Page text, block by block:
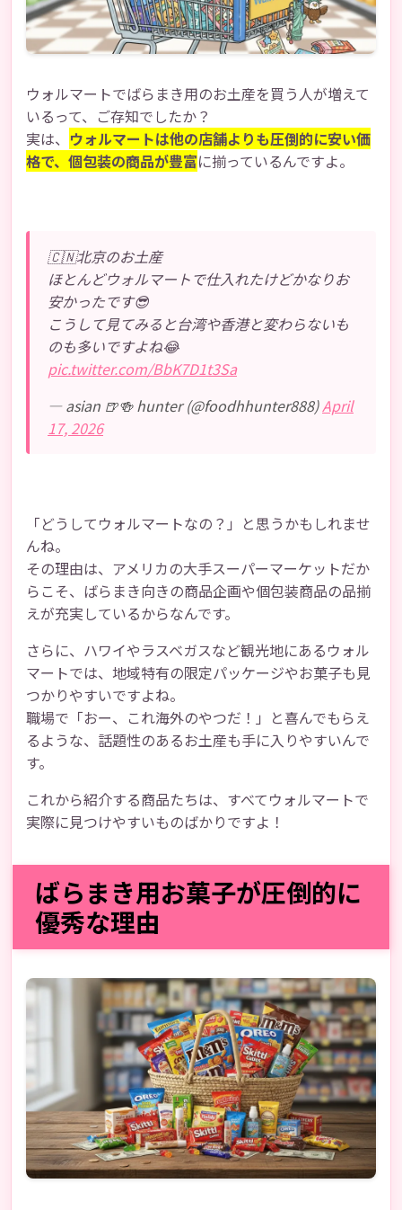
ウォルマートのばらまき土産で、みんなを笑
顔に
ウォルマートでばらまき用のお土産を買う人が増えて
いるって、ご存知でしたか？
実は、 ウォルマートは他の店舗よりも圧倒的に安い価
格で、個包装の商品が豊富に揃っているんですよ。
🇨🇳北京のお土産
ほとんどウォルマートで仕入れたけどかなりお
安かったです😎
こうして見てみると台湾や香港と変わらないも
のも多いですよね😂
pic.twitter.com/BbK7D1t3Sa
— asian 🍺🍻 hunter (@foodhhunter888)April
17, 2026
「どうしてウォルマートなの？」と思うかもしれませ
んね。
その理由は、アメリカの大手スーパーマーケットだか
らこそ、ばらまき向きの商品企画や個包装商品の品揃
えが充実しているからなんです。
さらに、ハワイやラスベガスなど観光地にあるウォル
マートでは、地域特有の限定パッケージやお菓子も見
つかりやすいですよね。
職場で「おー、これ海外のやつだ！」と喜んでもらえ
るような、話題性のあるお土産も手に入りやすいんで
す。
これから紹介する商品たちは、すべてウォルマートで
実際に見つけやすいものばかりですよ！
ばらまき用お菓子が圧倒的に
優秀な理由